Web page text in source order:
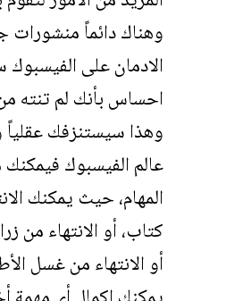
وهناك دائماً منشورات
الادمان على الفيسبوك
احساس بأنك لم تنته
وهذا سيستنزفك عقلياً
عالم الفيسبوك
المهام، حيث يمكنك
كتاب، أو الانتهاء من
أو الانتهاء من غسل